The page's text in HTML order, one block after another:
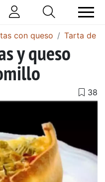
con queso Tarta de
y queso